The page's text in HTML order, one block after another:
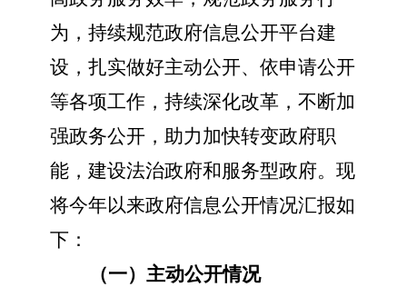
为，持续规范政府信息公开平台建
设，扎实做好主动公开、依申请公开
等各项工作，持续深化改革，不断加
强政务公开，助力加快转变政府职
能，建设法治政府和服务型政府。现
将今年以来政府信息公开情况汇报如
下：
（一）主动公开情况